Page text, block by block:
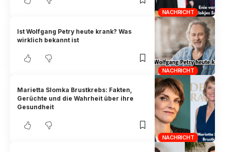
NACHRICHT
NACHRICHT
Ist Wolfgang Petry heute krank? Was
wirklich bekannt ist
NACHRICHT
Marietta Slomka Brustkrebs: Fakten,
Gerüchte und die Wahrheit über ihre
Gesundheit